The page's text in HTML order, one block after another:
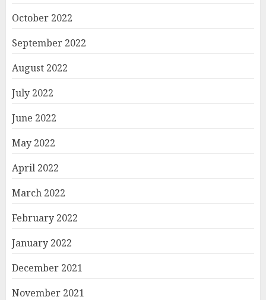
October 2022
September 2022
August 2022
July 2022
June 2022
May 2022
April 2022
March 2022
February 2022
January 2022
December 2021
November 2021